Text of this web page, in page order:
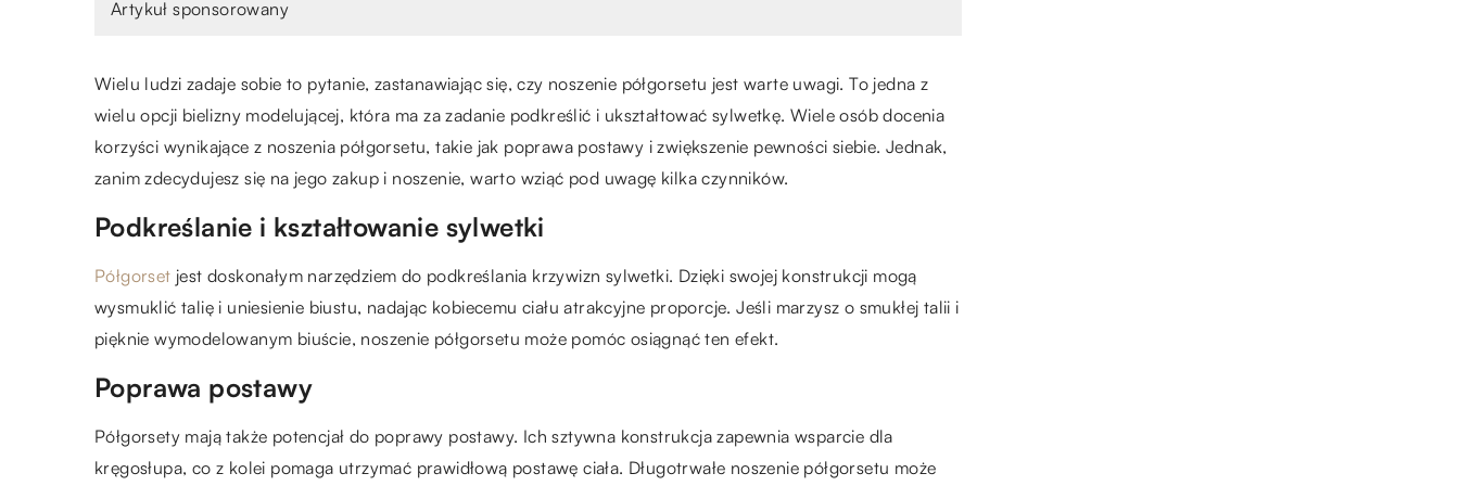
Artykuł sponsorowany
Wielu ludzi zadaje sobie to pytanie, zastanawiając się, czy noszenie półgorsetu jest warte uwagi. To jedna z
wielu opcji bielizny modelującej, która ma za zadanie podkreślić i ukształtować sylwetkę. Wiele osób docenia
korzyści wynikające z noszenia półgorsetu, takie jak poprawa postawy i zwiększenie pewności siebie. Jednak,
zanim zdecydujesz się na jego zakup i noszenie, warto wziąć pod uwagę kilka czynników.
Podkreślanie i kształtowanie sylwetki
Półgorset jest doskonałym narzędziem do podkreślania krzywizn sylwetki. Dzięki swojej konstrukcji mogą
wysmuklić talię i uniesienie biustu, nadając kobiecemu ciału atrakcyjne proporcje. Jeśli marzysz o smukłej talii i
pięknie wymodelowanym biuście, noszenie półgorsetu może pomóc osiągnąć ten efekt.
Poprawa postawy
Półgorsety mają także potencjał do poprawy postawy. Ich sztywna konstrukcja zapewnia wsparcie dla
kręgosłupa, co z kolei pomaga utrzymać prawidłową postawę ciała. Długotrwałe noszenie półgorsetu może